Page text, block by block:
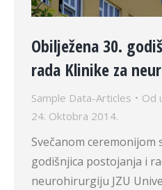
Obilježena 30.
rada Klinike za
Sample Data-Articles Od
24. Oktobra 2014.
Svečanom ceremonijom
godišnjica postojanja i
neurohirurgiju JZU